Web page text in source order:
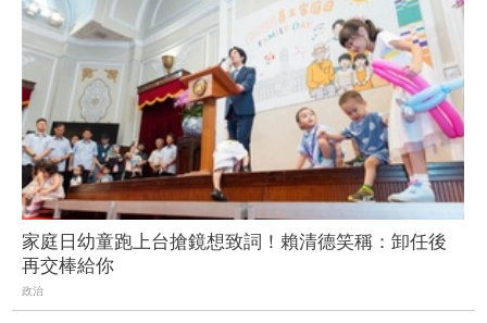
家庭日幼童跑上台搶鏡想致詞！賴清德笑稱：卸任後
再交棒給你
政治